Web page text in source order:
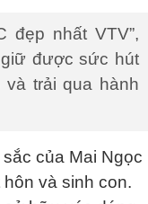
đẹp nhất VTV”,
được sức hút
trải qua hành